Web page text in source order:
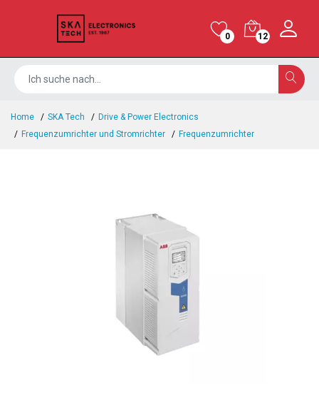
0 12
Home SKA Tech
Drive & Power Electronics
Frequenzumrichter und Stromrichter
Frequenzumrichter